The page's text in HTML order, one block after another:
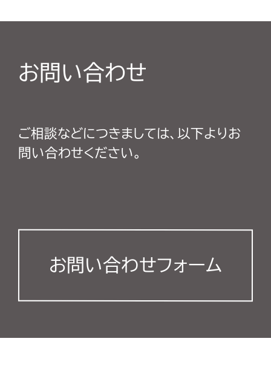
お問い合わせ
ご相談などにつきましては、以下よりお
問い合わせください。
お問い合わせフォーム